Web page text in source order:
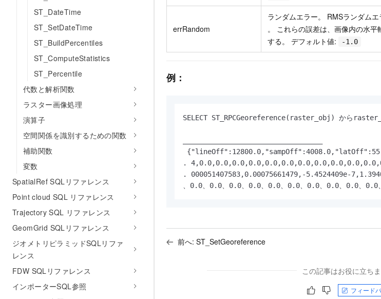
ST_DateTime
ST_SetDateTime
ST_BuildPercentiles
ST_ComputeStatistics
ST_Percentile
代数と解析関数
ラスター画像処理
演算子
空間関係を識別するための関数
補助関数
変数
SpatialRef SQLリファレンス
Point cloud SQL リファレンス
Trajectory SQL リファレンス
GeomGrid SQLリファレンス
ジオメトリピラミッドSQLリファ
レンス
FDW SQLリファレンス
インポーターSQL参照
errRandom
ランダムエラー。 RMSランダム
。 これらの誤差は、画像内の水平
する。 デフォルト値:
-1.0
例：
SELECT ST_RPCGeoreference(raster_obj) から
.
. 000051407583,0.00075661479,-5.4524409e-
、0.0、0.0、0.0、0.0、0.0、0.0、0.0、0.0、0.0、
前へ: ST_SetGeoreference
この記事はお役に立ち
フィード